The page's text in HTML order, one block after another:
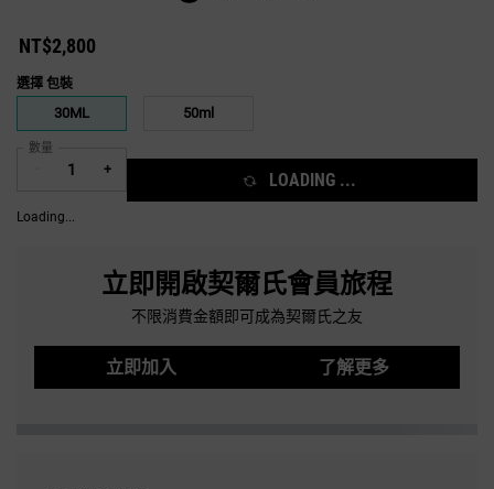
NT$2,800
選擇 包裝
Selected
30ML, 1 of 2 Selected
50ml, 2 of 2
數量
+ LOADING ...
Loading...
立即開啟契爾氏會員旅程
不限消費金額即可成為契爾氏之友
立即加入 了解更多